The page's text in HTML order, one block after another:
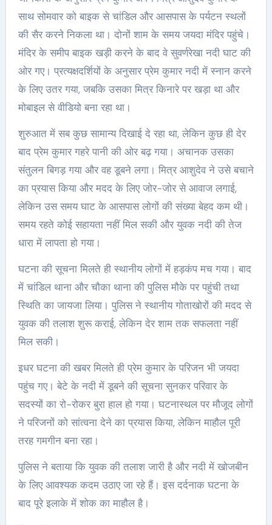
साथ सोमवार को बाइक से चांडिल और आसपास के पर्यटन स्थलों
की सैर करने निकला था। दोनों शाम के समय जयदा मंदिर पहुंचे।
मंदिर के समीप बाइक खड़ी करने के बाद वे सुवर्णरेखा नदी घाट की
ओर गए। प्रत्यक्षदर्शियों के अनुसार प्रेम कुमार नदी में स्नान करने
के लिए उतर गया, जबकि उसका मित्र किनारे पर खड़ा था और
मोबाइल से वीडियो बना रहा था।
शुरुआत में सब कुछ सामान्य दिखाई दे रहा था, लेकिन कुछ ही देर
बाद प्रेम कुमार गहरे पानी की ओर बढ़ गया। अचानक उसका
संतुलन बिगड़ गया और वह डूबने लगा। मित्र आशुदेव ने उसे बचाने
का प्रयास किया और मदद के लिए जोर-जोर से आवाज लगाई,
लेकिन उस समय घाट के आसपास लोगों की संख्या बेहद कम थी।
समय रहते कोई सहायता नहीं मिल सकी और युवक नदी की तेज
धारा में लापता हो गया।
घटना की सूचना मिलते ही स्थानीय लोगों में हड़कंप मच गया। बाद
में चांडिल थाना और चौका थाना की पुलिस मौके पर पहुंची तथा
स्थिति का जायजा लिया। पुलिस ने स्थानीय गोताखोरों की मदद से
युवक की तलाश शुरू कराई, लेकिन देर शाम तक सफलता नहीं
मिल सकी।
इधर घटना की खबर मिलते ही प्रेम कुमार के परिजन भी जयदा
पहुंच गए। बेटे के नदी में डूबने की सूचना सुनकर परिवार के
सदस्यों का रो-रोकर बुरा हाल हो गया। घटनास्थल पर मौजूद लोगों
ने परिजनों को सांत्वना देने का प्रयास किया, लेकिन माहौल पूरी
तरह गमगीन बना रहा।
पुलिस ने बताया कि युवक की तलाश जारी है और नदी में खोजबीन
के लिए आवश्यक कदम उठाए जा रहे हैं। इस दर्दनाक घटना के
बाद पूरे इलाके में शोक का माहौल है।